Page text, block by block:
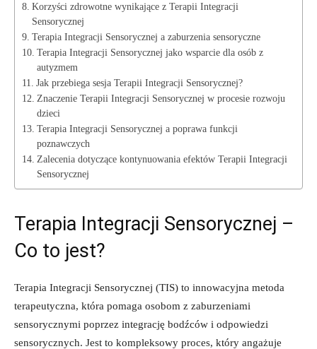
Korzyści zdrowotne wynikające z Terapii Integracji
Sensorycznej
Terapia Integracji Sensorycznej a zaburzenia ⁢sensoryczne
Terapia Integracji ​Sensorycznej jako wsparcie dla osób z
autyzmem
Jak przebiega sesja Terapii Integracji Sensorycznej?
Znaczenie ‍Terapii Integracji Sensorycznej w procesie rozwoju
dzieci
Terapia Integracji Sensorycznej a poprawa funkcji⁤
poznawczych
Zalecenia dotyczące kontynuowania efektów Terapii Integracji
Sensorycznej
Terapia⁤ Integracji Sensorycznej‍ –
Co to jest?
Terapia Integracji‍ Sensorycznej (TIS) to ‌innowacyjna⁢ metoda
terapeutyczna, która pomaga osobom z zaburzeniami
sensorycznymi poprzez ⁢integrację bodźców i⁣ odpowiedzi
sensorycznych. Jest to kompleksowy proces, który angażuje